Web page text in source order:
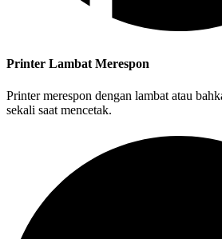
Printer Lambat Merespon
Printer merespon dengan lambat atau
sekali saat mencetak.